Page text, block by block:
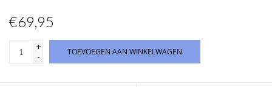
€69,95
+
-
TOEVOEGEN AAN WINKELWAGEN